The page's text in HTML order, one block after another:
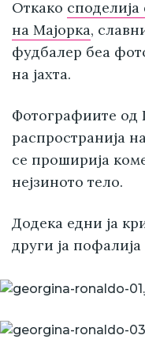
Откако
на Мајорка,
фудбалер беа
на јахта.
Фотографиите од
распространија
се проширија
нејзиното тело.
Додека едни ја
други ја пофалија